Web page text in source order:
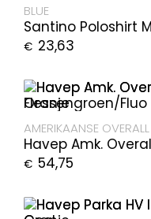
BLUE
Santino Poloshirt
€ 23,63
AMERIKAANSE OVERALL
Havep Amk.
€ 54,75